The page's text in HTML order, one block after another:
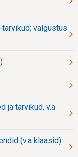
valgustus
ja tarvikud, v.a
(v.a klaasid)